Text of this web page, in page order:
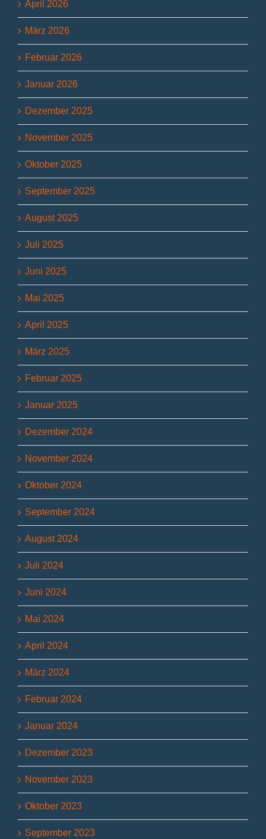
April 2026
März 2026
Februar 2026
Januar 2026
Dezember 2025
November 2025
Oktober 2025
September 2025
August 2025
Juli 2025
Juni 2025
Mai 2025
April 2025
März 2025
Februar 2025
Januar 2025
Dezember 2024
November 2024
Oktober 2024
September 2024
August 2024
Juli 2024
Juni 2024
Mai 2024
April 2024
März 2024
Februar 2024
Januar 2024
Dezember 2023
November 2023
Oktober 2023
September 2023